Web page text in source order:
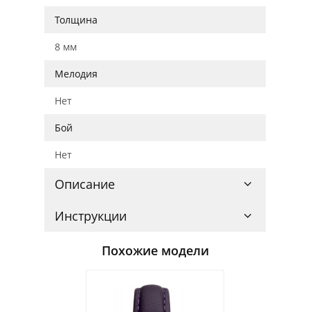
Толщина
8 мм
Мелодия
Нет
Бой
Нет
Описание
Инструкции
Похожие модели